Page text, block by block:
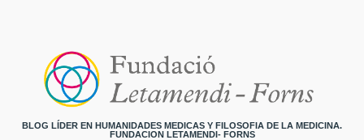
BLOG LÍDER EN HUMANIDADES MEDICAS Y FILOSOFIA DE LA MEDICINA.
FUNDACION LETAMENDI- FORNS